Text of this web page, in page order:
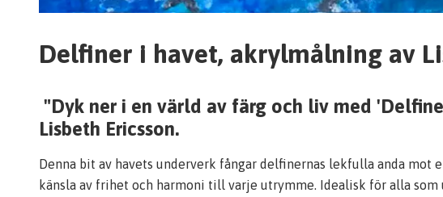
Delfiner i havet, akrylmålning av
"Dyk ner i en värld av färg och liv med
Lisbeth Ericsson.
Denna bit av havets underverk fångar delfinernas lekfulla anda mot
känsla av frihet och harmoni till varje utrymme. Idealisk för alla